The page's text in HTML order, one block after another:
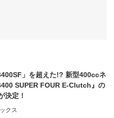
」を超えた!? 新型400ccネ
SUPER FOUR E-Clutch』の
決定！
クス